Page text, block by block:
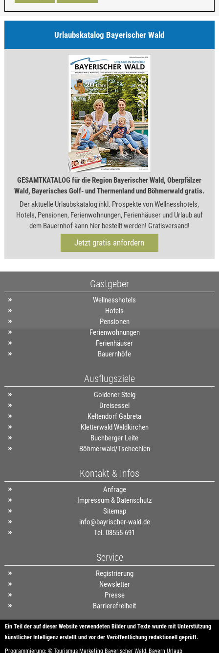
Urlaubskatalog Bayerischer Wald
GESAMTKATALOG für die Region Bayerischer Wald, Oberpfälzer
Wald, Bayerisches Golf- und Thermenland und Böhmerwald gratis.
Der aktuelle Urlaubskatalog inkl. Prospekte von Wellnesshotels,
Hotels, Pensionen, Ferienwohnungen, Ferienhäuser und Urlaub auf
dem Bauernhof kann hier bestellt werden! Gratisversand!
Jetzt gratis anfordern
Gastgeber
Wellnesshotels
Hotels
Pensionen
Ferienwohnungen
Ferienhäuser
Bauernhöfe
Ausflugsziele
Goldener Steig
Dreisessel
Keltendorf Gabreta
Kletterwald Waldkirchen
Buchberger Leite
Böhmerwald/Tschechien
Kontakt & Infos
Anfrage
Impressum & Datenschutz
Sitemap
info@bayrischer-wald.de
Tel. 08555-691
Service
Registrierung
Newsletter
Presse
Barrierefreiheit
Ein Teil der auf dieser Website verwendeten Bilder und Texte wurde mit Unterstützung
künstlicher Intelligenz erstellt und vor der Veröffentlichung redaktionell geprüft.
Programmierung: © Tourismus Marketing Bayerischer Wald, Bayern Urlaub